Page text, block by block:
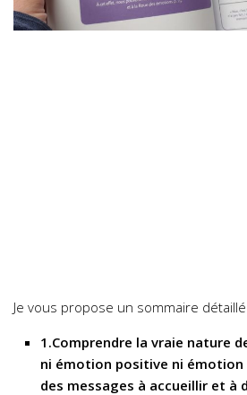
Je vous propose un sommaire
1.Comprendre la vraie nature
ni émotion positive ni
des messages à accueillir et à